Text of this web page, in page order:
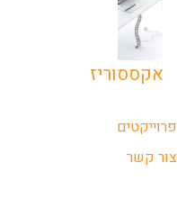
אקססוריז
פרוייקטים
צור קשר